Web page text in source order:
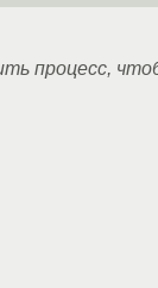
процесс,